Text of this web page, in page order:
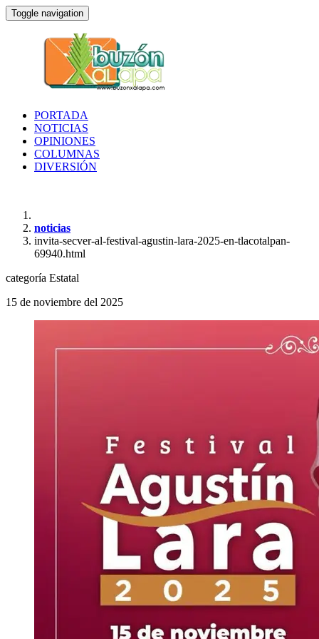
Toggle navigation
PORTADA
NOTICIAS
OPINIONES
COLUMNAS
DIVERSIÓN
noticias
invita-secver-al-festival-agustin-lara-2025-en-tlacotalpan-
69940.html
categoría Estatal
15 de noviembre del 2025